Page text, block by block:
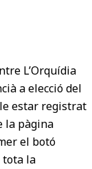
L’Orquídia
a elecció del
estar registrat
la pàgina
el botó
tota la